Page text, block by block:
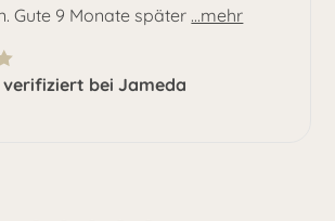
Gute 9 Monate später ...mehr
bei Jameda